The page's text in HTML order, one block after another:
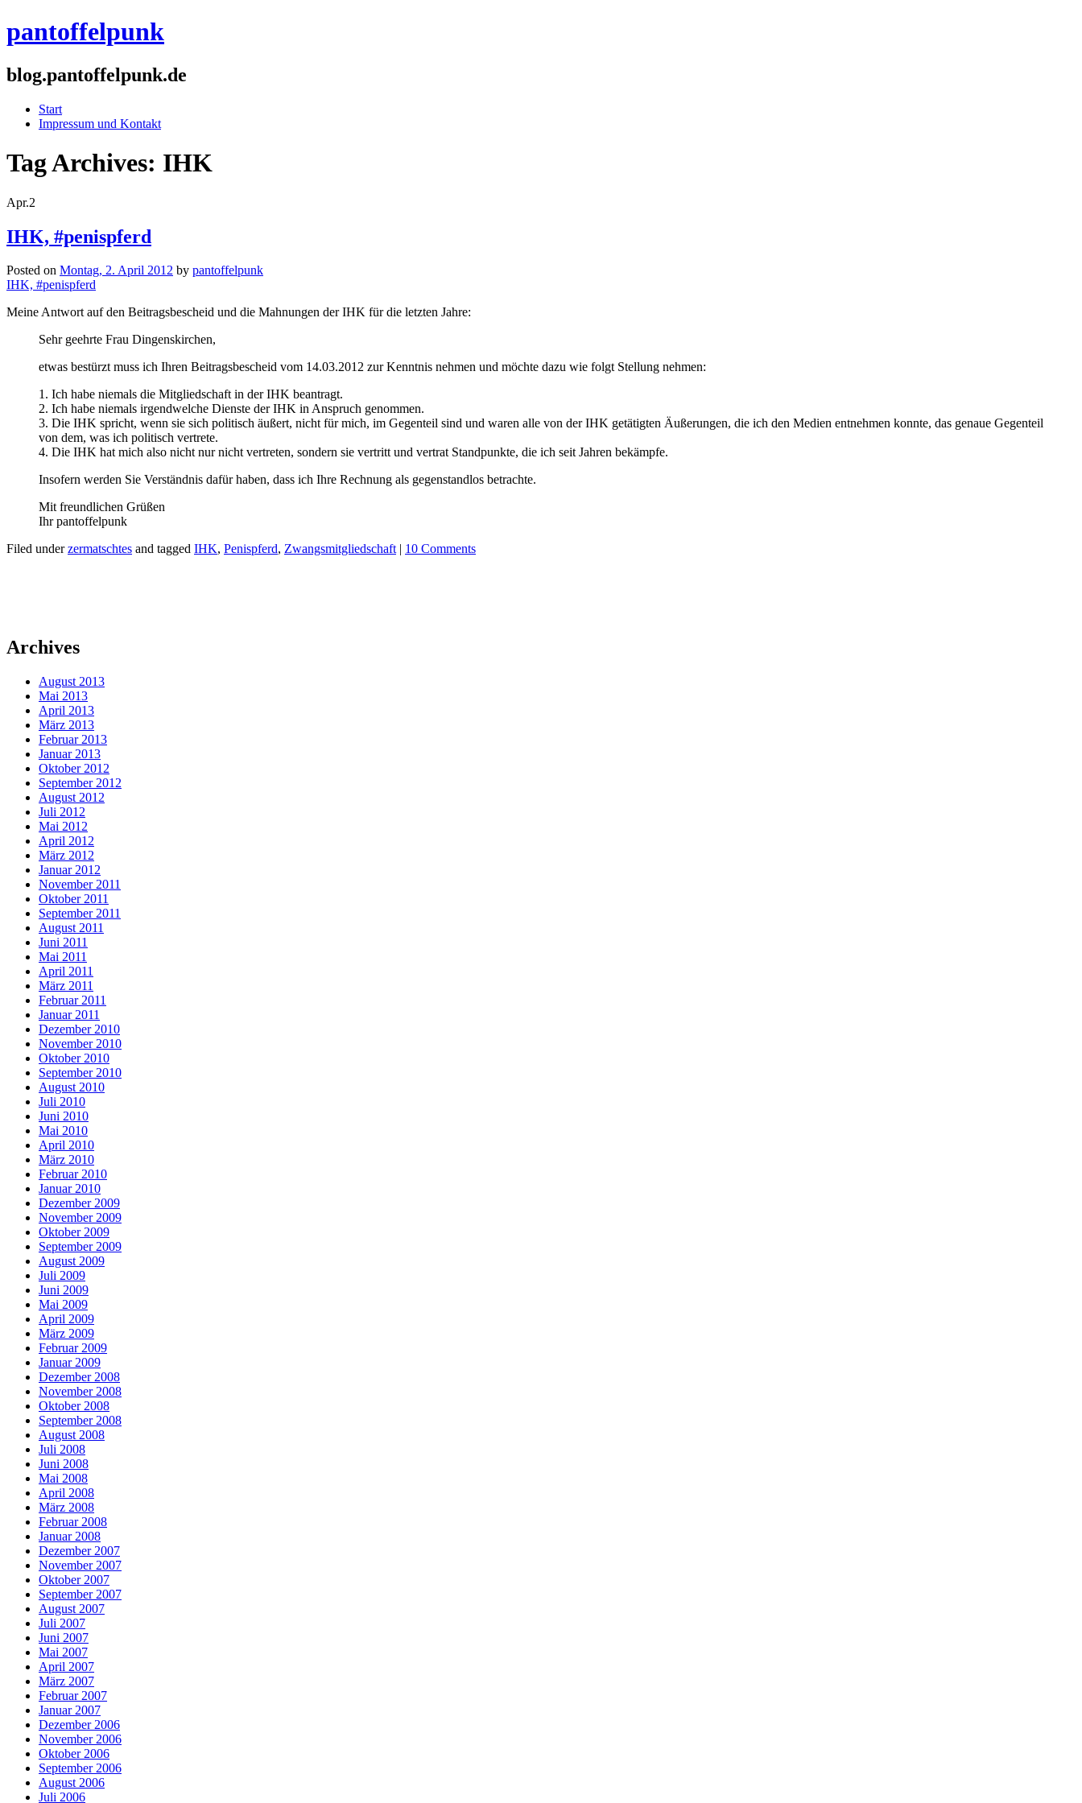
pantoffelpunk
blog.pantoffelpunk.de
Start
Impressum und Kontakt
Tag Archives: IHK
Apr.2
IHK, #penispferd
Posted on Montag, 2. April 2012 by pantoffelpunk
IHK, #penispferd
Meine Antwort auf den Beitragsbescheid und die Mahnungen der IHK für die letzten Jahre:
Sehr geehrte Frau Dingenskirchen,
etwas bestürzt muss ich Ihren Beitragsbescheid vom 14.03.2012 zur Kenntnis nehmen und möchte dazu wie folgt Stellung nehmen:
1. Ich habe niemals die Mitgliedschaft in der IHK beantragt.
2. Ich habe niemals irgendwelche Dienste der IHK in Anspruch genommen.
3. Die IHK spricht, wenn sie sich politisch äußert, nicht für mich, im Gegenteil sind und waren alle von der IHK getätigten Äußerungen, die ich den Medien entnehmen konnte, das genaue Gegenteil
von dem, was ich politisch vertrete.
4. Die IHK hat mich also nicht nur nicht vertreten, sondern sie vertritt und vertrat Standpunkte, die ich seit Jahren bekämpfe.
Insofern werden Sie Verständnis dafür haben, dass ich Ihre Rechnung als gegenstandlos betrachte.
Mit freundlichen Grüßen
Ihr pantoffelpunk
Filed underzermatschtes and tagged IHK, Penispferd, Zwangsmitgliedschaft 10 Comments
Archives
August 2013
Mai 2013
April 2013
März 2013
Februar 2013
Januar 2013
Oktober 2012
September 2012
August 2012
Juli 2012
Mai 2012
April 2012
März 2012
Januar 2012
November 2011
Oktober 2011
September 2011
August 2011
Juni 2011
Mai 2011
April 2011
März 2011
Februar 2011
Januar 2011
Dezember 2010
November 2010
Oktober 2010
September 2010
August 2010
Juli 2010
Juni 2010
Mai 2010
April 2010
März 2010
Februar 2010
Januar 2010
Dezember 2009
November 2009
Oktober 2009
September 2009
August 2009
Juli 2009
Juni 2009
Mai 2009
April 2009
März 2009
Februar 2009
Januar 2009
Dezember 2008
November 2008
Oktober 2008
September 2008
August 2008
Juli 2008
Juni 2008
Mai 2008
April 2008
März 2008
Februar 2008
Januar 2008
Dezember 2007
November 2007
Oktober 2007
September 2007
August 2007
Juli 2007
Juni 2007
Mai 2007
April 2007
März 2007
Februar 2007
Januar 2007
Dezember 2006
November 2006
Oktober 2006
September 2006
August 2006
Juli 2006